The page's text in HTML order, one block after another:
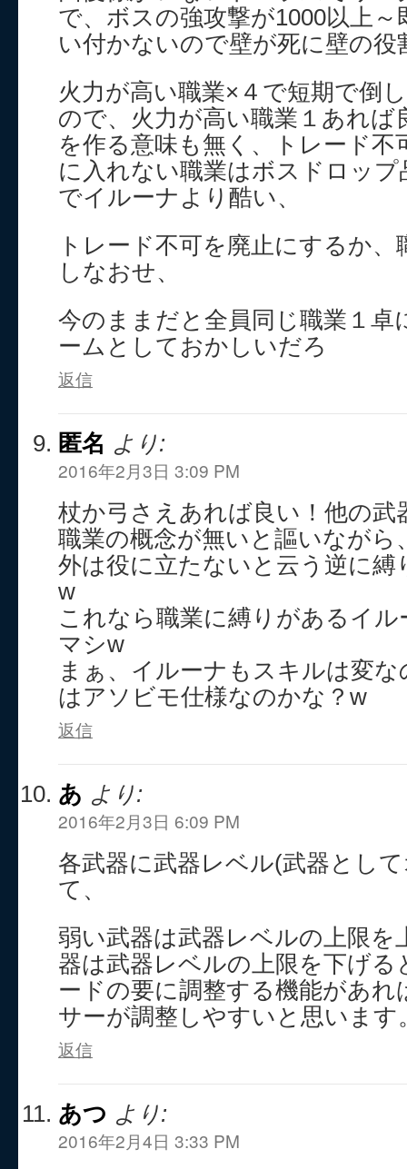
で、ボスの強攻撃が1000以上
い付かないので壁が死に壁の役
火力が高い職業×４で短期で倒
ので、火力が高い職業１あれば
を作る意味も無く、トレード
に入れない職業はボスドロップ
でイルーナより酷い、
トレード不可を廃止にするか
しなおせ、
今のままだと全員同じ職業１卓
ームとしておかしいだろ
返信
匿名 より:
2016年2月3日 3:09 PM
杖か弓さえあれば良い！他の武
職業の概念が無いと謳いながら
外は役に立たないと云う逆に縛
w
これなら職業に縛りがあるイ
マシw
まぁ、イルーナもスキルは変
はアソビモ仕様なのかな？w
返信
あ より:
2016年2月3日 6:09 PM
各武器に武器レベル(武器とし
て、
弱い武器は武器レベルの上限を
器は武器レベルの上限を下げ
ードの要に調整する機能があ
サーが調整しやすいと思います
返信
あつ より:
2016年2月4日 3:33 PM